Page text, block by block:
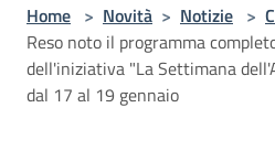
Home > Novità > Notizie >
Reso noto il programma
dell'iniziativa "La Settimana
dal 17 al 19 gennaio